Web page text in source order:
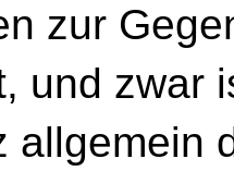
zur
und zwar
allgemein